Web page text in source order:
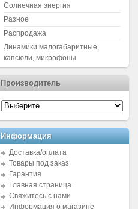
Солнечная энергия
Разное
Распродажа
Динамики малогабаритные,
капсюли, микрофоны
Производитель
Информация
Доставка/оплата
Товары под заказ
Гарантия
Главная страница
Свяжитесь с нами
Информация о магазине